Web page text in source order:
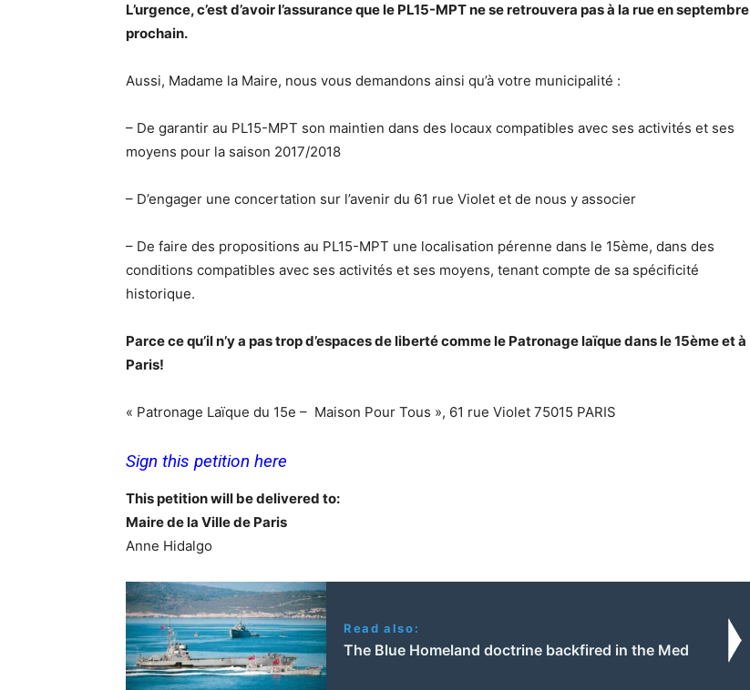
L’urgence, c’est d’avoir l’assurance que le PL15-MPT ne se retrouvera pas à la rue en septembre
prochain.
Aussi, Madame la Maire, nous vous demandons ainsi qu’à votre municipalité :
– De garantir au PL15-MPT son maintien dans des locaux compatibles avec ses activités et ses
moyens pour la saison 2017/2018
– D’engager une concertation sur l’avenir du 61 rue Violet et de nous y associer
– De faire des propositions au PL15-MPT une localisation pérenne dans le 15ème, dans des
conditions compatibles avec ses activités et ses moyens, tenant compte de sa spécificité
historique.
Parce ce qu’il n’y a pas trop d’espaces de liberté comme le Patronage laïque dans le 15ème et à
Paris!
« Patronage Laïque du 15e – Maison Pour Tous », 61 rue Violet 75015 PARIS
Sign this petition here
This petition will be delivered to:
Maire de la Ville de Paris
Anne Hidalgo
Read also:
The Blue Homeland doctrine backfired in the Med